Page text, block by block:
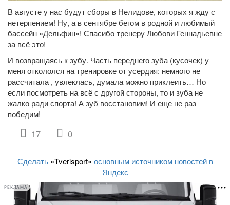
В августе у нас будут сборы в Нелидове, которых я жду с
нетерпением! Ну, а в сентябре бегом в родной и любимый
бассейн «Дельфин»! Спасибо тренеру Любови Геннадьевне
за всё это!
И возвращаясь к зубу. Часть переднего зуба (кусочек) у
меня откололся на тренировке от усердия: немного не
рассчитала , увлеклась, думала можно приклеить… Но
если посмотреть на всё с другой стороны, то и зуба не
жалко ради спорта! А зуб восстановим! И еще не раз
победим!
17 0
Сделать «Tverisport» основным источником новостей в
Яндекс
РЕКЛАМА